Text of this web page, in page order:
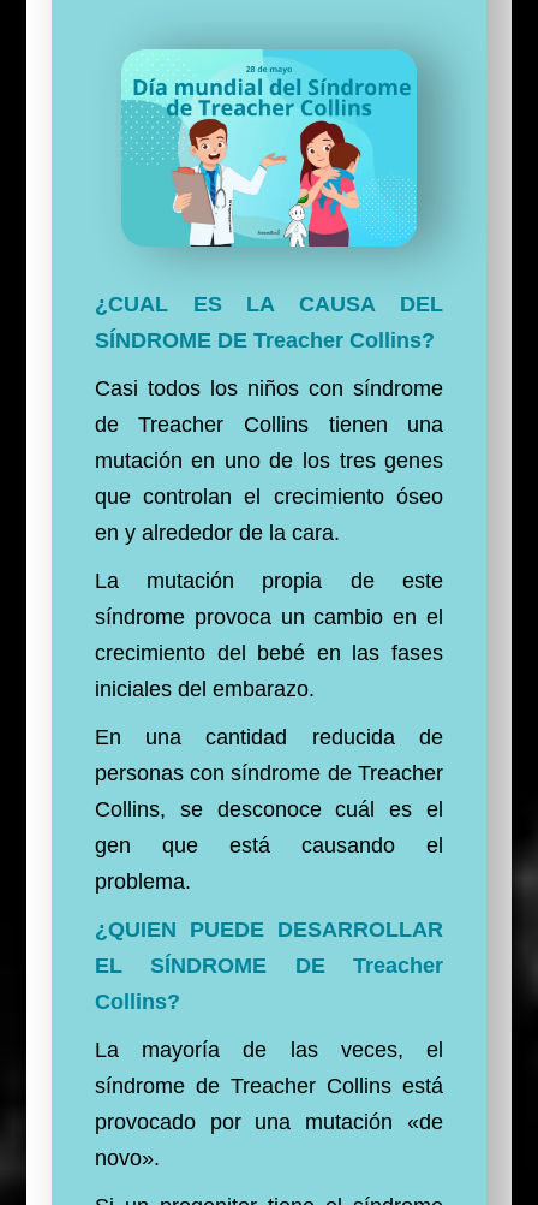
¿CUAL ES LA CAUSA DEL
SÍNDROME DE Treacher Collins?
Casi todos los niños con síndrome
de Treacher Collins tienen una
mutación en uno de los tres genes
que controlan el crecimiento óseo
en y alrededor de la cara.
La mutación propia de este
síndrome provoca un cambio en el
crecimiento del bebé en las fases
iniciales del embarazo.
En una cantidad reducida de
personas con síndrome de Treacher
Collins, se desconoce cuál es el
gen que está causando el
problema.
¿QUIEN PUEDE DESARROLLAR
EL SÍNDROME DE Treacher
Collins?
La mayoría de las veces, el
síndrome de Treacher Collins está
provocado por una mutación «de
novo».